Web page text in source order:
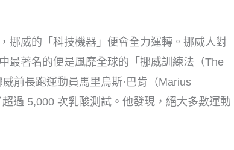
挪威的「科技機器」便會全力運轉。挪威人對
最著名的便是風靡全球的「挪威訓練法（The
前長跑運動員馬里烏斯·巴肯（Marius
過 5,000 次乳酸測試。他發現，絕大多數運動